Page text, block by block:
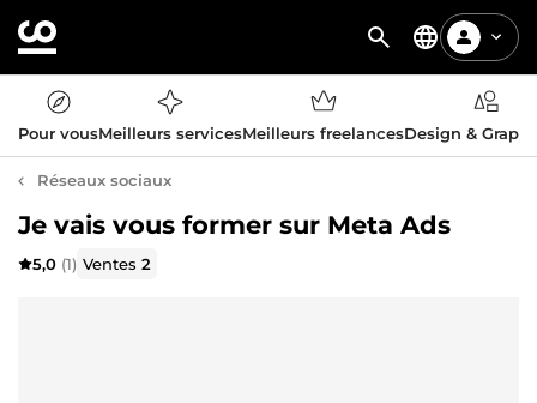
Pour vousMeilleurs servicesMeilleurs freelancesDesign &
Réseaux sociaux
Je vais vous former sur Meta Ads
5,0 (1) Ventes2